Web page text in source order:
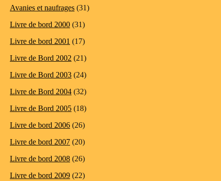
Avanies et naufrages (31)
Livre de bord 2000 (31)
Livre de bord 2001 (17)
Livre de Bord 2002 (21)
Livre de Bord 2003 (24)
Livre de Bord 2004 (32)
Livre de Bord 2005 (18)
Livre de bord 2006 (26)
Livre de bord 2007 (20)
Livre de bord 2008 (26)
Livre de bord 2009 (22)